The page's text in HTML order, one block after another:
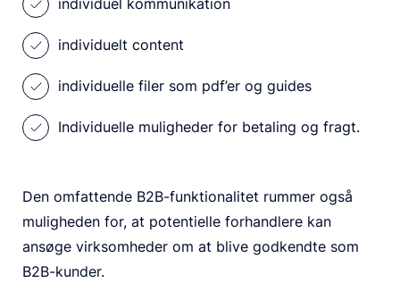
individuelt content
individuelle filer som pdf’er og guides
Individuelle muligheder for betaling og fragt.
Den omfattende B2B-funktionalitet rummer også
muligheden for, at potentielle forhandlere kan
ansøge virksomheder om at blive godkendte som
B2B-kunder.